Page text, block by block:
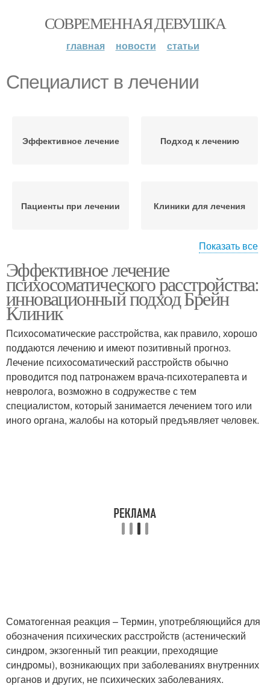
СОВРЕМЕННАЯ ДЕВУШКА
главная новости статьи
Специалист в лечении
Эффективное лечение Подход к лечению
Пациенты при лечении Клиники для лечения
Советы по лечению
Показать все
Эффективное лечение
психосоматического расстройства:
инновационный подход Брейн
Клиник
Психосоматические расстройства, как правило, хорошо
поддаются лечению и имеют позитивный прогноз.
Лечение психосоматический расстройств обычно
проводится под патронажем врача-психотерапевта и
невролога, возможно в содружестве с тем
специалистом, который занимается лечением того или
иного органа, жалобы на который предъявляет человек.
Соматогенная реакция – Термин, употребляющийся для
обозначения психических расстройств (астенический
синдром, экзогенный тип реакции, преходящие
синдромы), возникающих при заболеваниях внутренних
органов и других, не психических заболеваниях.